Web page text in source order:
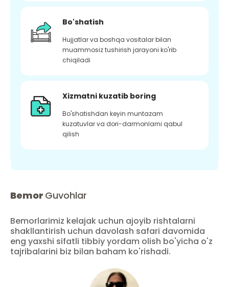
Bo'shatish
Hujjatlar va boshqa vositalar bilan
muammosiz tushirish jarayoni ko'rib
chiqiladi
Xizmatni kuzatib boring
Bo'shatishdan keyin muntazam
kuzatuvlar va dori-darmonlarni qabul
qilish
Bemor Guvohlar
Bemorlarimiz kelajak uchun ajoyib rishtalarni
shakllantirish uchun davolash safari davomida
eng yaxshi sifatli tibbiy yordam olish bo'yicha o'z
tajribalarini biz bilan baham ko'rishadi.